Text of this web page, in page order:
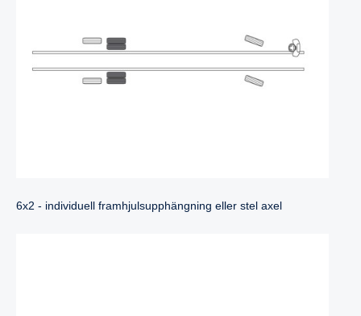
6x2 - individuell framhjulsupphängning eller stel axel